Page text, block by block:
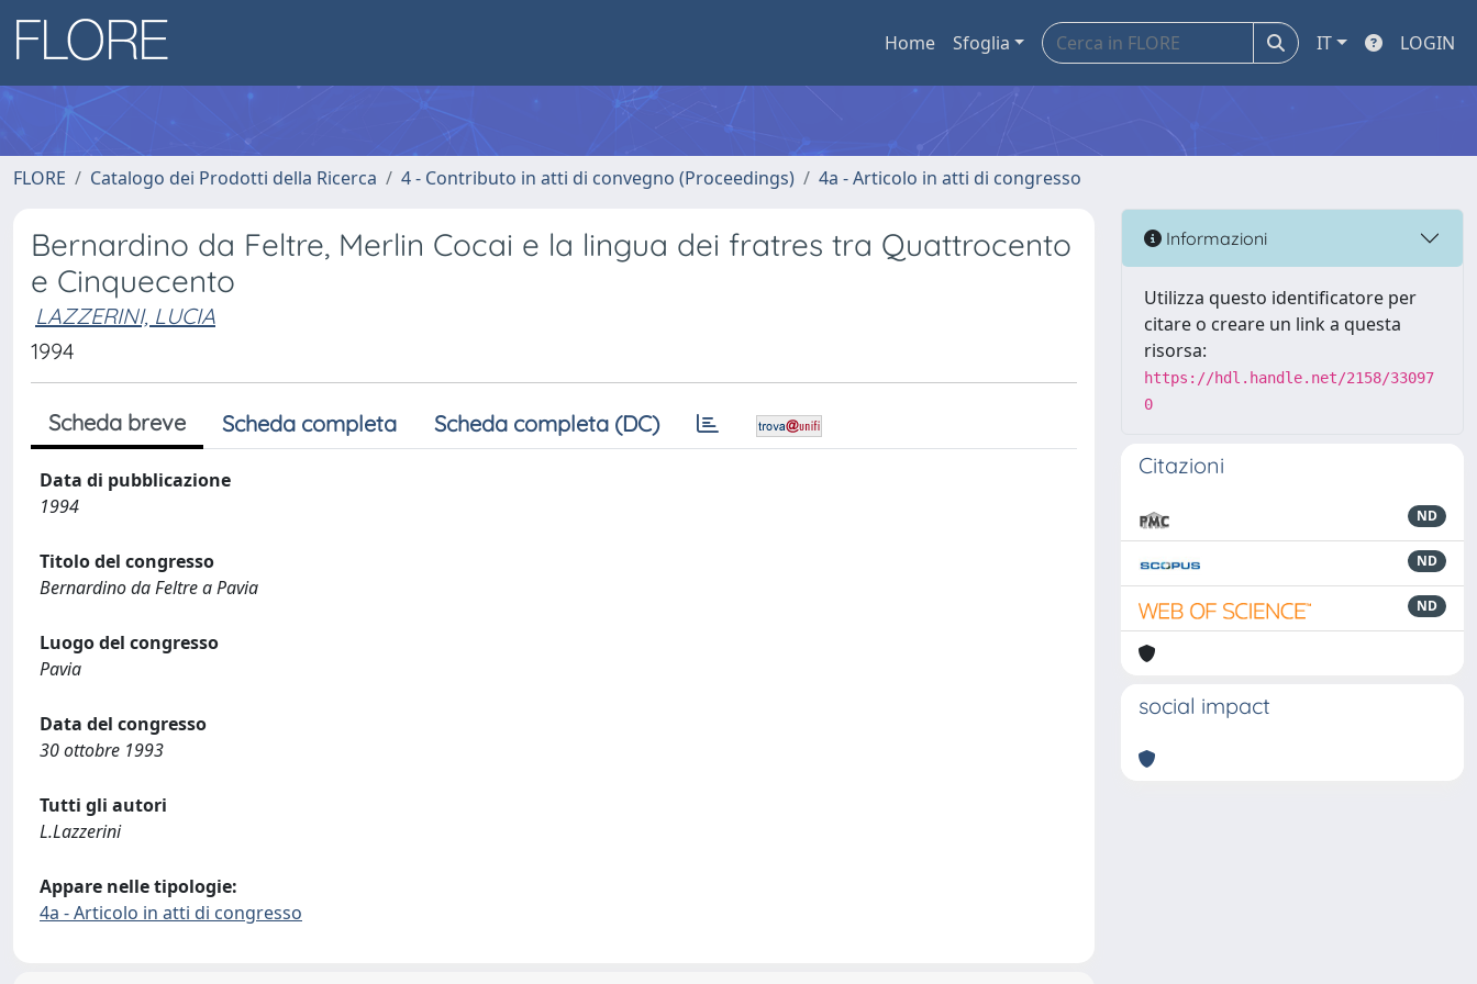
Home Sfoglia IT LOGIN
FLORE Catalogo dei Prodotti della Ricerca 4 - Contributo in atti di convegno (Proceedings) 4a - Articolo in atti di congresso
Bernardino da Feltre, Merlin Cocai e la lingua dei fratres tra Quattrocento
e Cinquecento
LAZZERINI, LUCIA
1994
Scheda breve Scheda completa Scheda completa (DC)
Data di pubblicazione
1994
Titolo del congresso
Bernardino da Feltre a Pavia
Luogo del congresso
Pavia
Data del congresso
30 ottobre 1993
Tutti gli autori
L.Lazzerini
Appare nelle tipologie:
4a - Articolo in atti di congresso
Informazioni
Utilizza questo identificatore per
citare o creare un link a questa
risorsa:
https://hdl.handle.net/2158/33097
0
Citazioni
ND
ND
ND
social impact